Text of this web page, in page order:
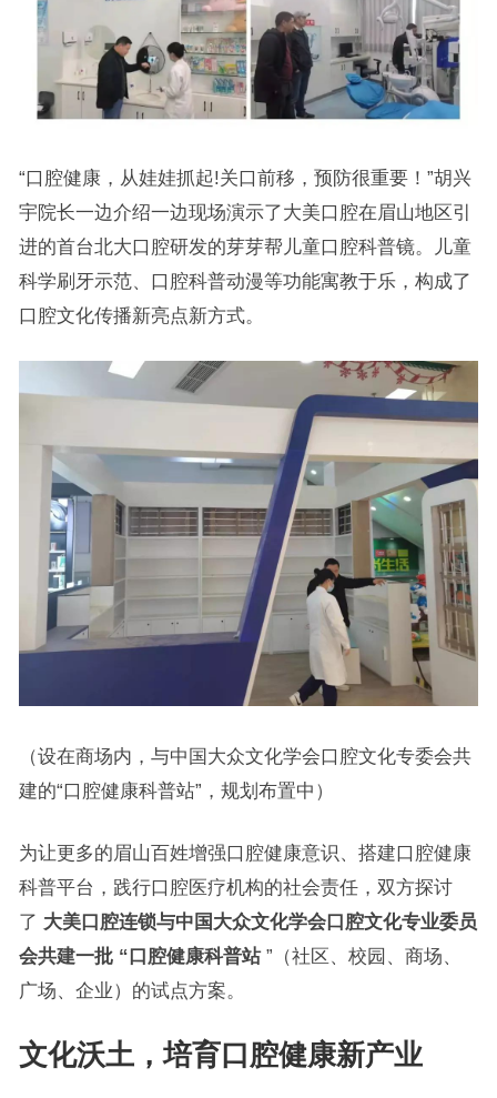
“口腔健康，从娃娃抓起!关口前移，预防很重要！”胡兴
宇院长一边介绍一边现场演示了大美口腔在眉山地区引
进的首台北大口腔研发的芽芽帮儿童口腔科普镜。儿童
科学刷牙示范、口腔科普动漫等功能寓教于乐，构成了
口腔文化传播新亮点新方式。
（设在商场内，与中国大众文化学会口腔文化专委会共
建的“口腔健康科普站”，规划布置中）
为让更多的眉山百姓增强口腔健康意识、搭建口腔健康
科普平台，践行口腔医疗机构的社会责任，双方探讨
了 大美口腔连锁与中国大众文化学会口腔文化专业委员
会共建一批 “口腔健康科普站”（社区、校园、商场、
广场、企业）的试点方案。
文化沃土，培育口腔健康新产业